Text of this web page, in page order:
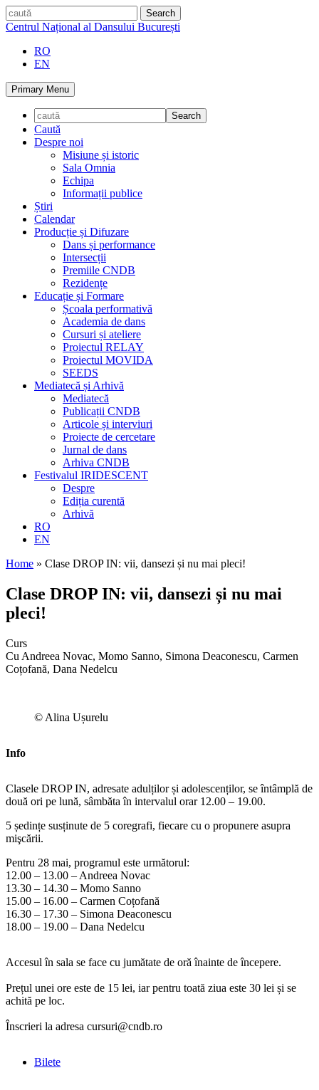
Skip
to
caută
Centrul Național al Dansului București
RO
EN
Primary Menu
Caută
Despre noi
Misiune și istoric
Sala Omnia
Echipa
Informații publice
Știri
Calendar
Producție și Difuzare
Dans și performance
Intersecții
Premiile CNDB
Rezidențe
Educație și Formare
Școala performativă
Academia de dans
Cursuri și ateliere
Proiectul RELAY
Proiectul MOVIDA
SEEDS
Mediatecă și Arhivă
Mediatecă
Publicații CNDB
Articole și interviuri
Proiecte de cercetare
Jurnal de dans
Arhiva CNDB
Festivalul IRIDESCENT
Despre
Ediția curentă
Arhivă
RO
EN
Home » Clase DROP IN: vii, dansezi și nu mai pleci!
Clase DROP IN: vii, dansezi și nu mai
pleci!
Curs
Cu Andreea Novac, Momo Sanno, Simona Deaconescu, Carmen
Coțofană, Dana Nedelcu
© Alina Ușurelu
Info
Clasele DROP IN, adresate adulților și adolescenților, se întâmplă de
două ori pe lună, sâmbăta în intervalul orar 12.00 – 19.00.
5 ședințe susținute de 5 coregrafi, fiecare cu o propunere asupra
mişcării.
Pentru 28 mai, programul este următorul:
12.00 – 13.00 – Andreea Novac
13.30 – 14.30 – Momo Sanno
15.00 – 16.00 – Carmen Coțofană
16.30 – 17.30 – Simona Deaconescu
18.00 – 19.00 – Dana Nedelcu
Accesul în sala se face cu jumătate de oră înainte de începere.
Prețul unei ore este de 15 lei, iar pentru toată ziua este 30 lei și se
achită pe loc.
Înscrieri la adresa cursuri@cndb.ro
Bilete